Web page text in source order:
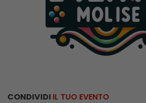
CONDIVIDI IL TUO EVENTO